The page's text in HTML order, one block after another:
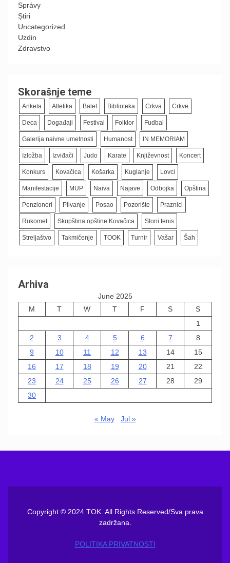
Správy
Știri
Uncategorized
Uzdin
Zdravstvo
Skorašnje teme
Anketa Atletika Balet Biblioteka Crkva Crkve
Deca Događaji Festival Folklor Fudbal
Galerija naivne umetnosti Humanost IN MEMORIAM
Izložba Izviđači Judo Karate Književnost Koncert
Konkurs Kovačica Košarka Kuglanje Lovci
Manifestacije MUP Naiva Najave Odbojka Opština
Penzioneri Plivanje Posao Pozorište Praznici
Rukomet Skupština opštine Kovačica Stoni tenis
Streljaštvo Takmičenje TOOK Turnir Vašar Šah
Arhiva
June 2025
M
T W T F S
S
1
2
3 4 5 6 7
8
9
10 11 12 13 14
15
16
17 18 19 20 21
22
23
24 25 26 27 28
29
30
« May Jul »
Copyright © 2024 TOK. All Rights Reserved/Sva prava
zadržana.
POLITIKA PRIVATNOSTI